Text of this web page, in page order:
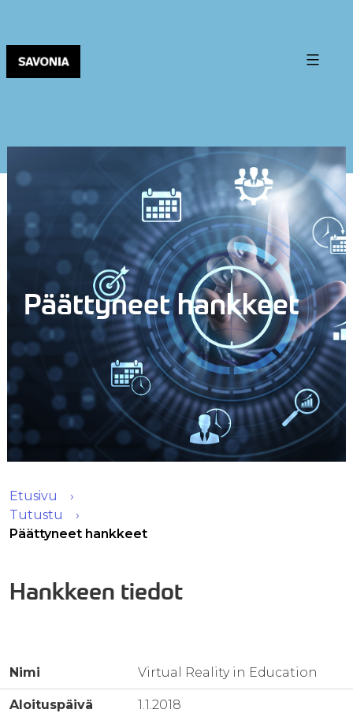
Päättyneet hankkeet
Etusivu
Tutustu
Päättyneet hankkeet
Hankkeen tiedot
Nimi Virtual Reality in Education
Aloituspäivä 1.1.2018